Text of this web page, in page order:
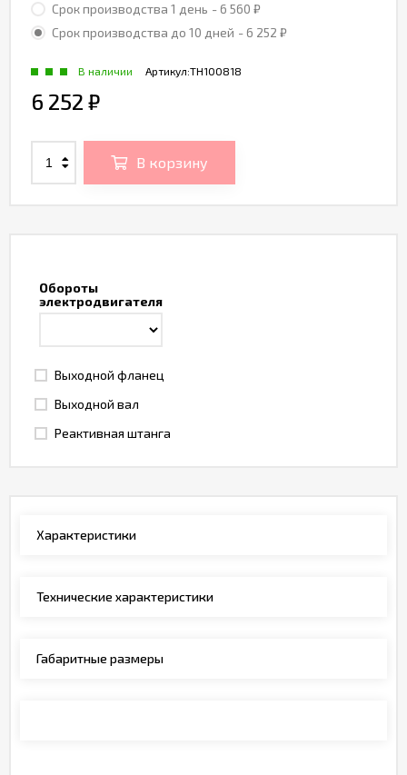
Обороты
электродвигателя
Выходной фланец
Выходной вал
Реактивная штанга
Срок производства 1 день - 6 560 ₽
Срок производства до 10 дней - 6 252 ₽
Артикул:TH100818
В наличии
6 252 ₽
В корзину
Характеристики
Технические характеристики
Габаритные размеры